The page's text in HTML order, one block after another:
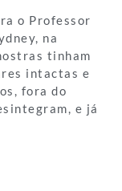
o Professor
na
tinham
intactas e
fora do
e já